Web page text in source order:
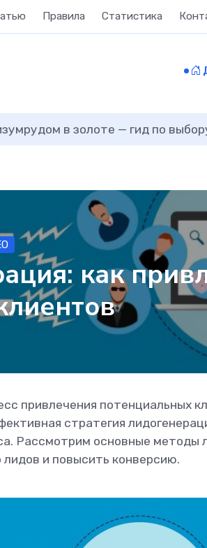
Правила Статистика
в золоте — гид по
как
привлечения потенциальных
стратегия
Рассмотрим основные методы
и повысить конверсию.